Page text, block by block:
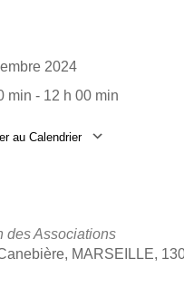
2024
min - 12 h 00 min
au Calendrier
des Associations
MARSEILLE,